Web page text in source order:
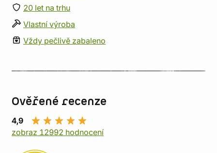
20 let na trhu
Vlastní výroba
Vždy pečlivě zabaleno
Ověřené recenze
4,9
zobraz 12992 hodnocení